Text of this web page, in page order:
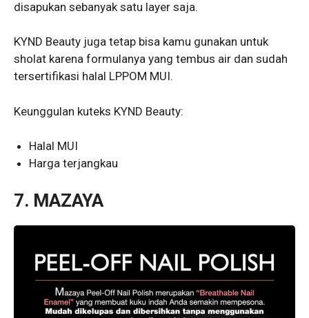
disapukan sebanyak satu layer saja.
KYND Beauty juga tetap bisa kamu gunakan untuk
sholat karena formulanya yang tembus air dan sudah
tersertifikasi halal LPPOM MUI.
Keunggulan kuteks KYND Beauty:
Halal MUI
Harga terjangkau
7. MAZAYA